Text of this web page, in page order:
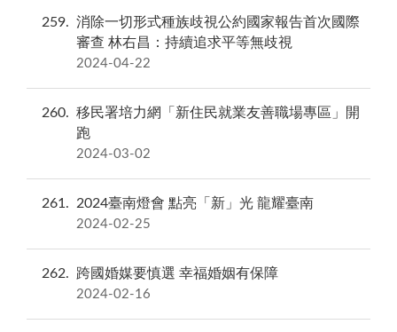
259
消除一切形式種族歧視公約國家報告首次國際
審查 林右昌：持續追求平等無歧視
2024-04-22
260
移民署培力網「新住民就業友善職場專區」開
跑
2024-03-02
261 2024臺南燈會 點亮「新」光 龍耀臺南
2024-02-25
262 跨國婚媒要慎選 幸福婚姻有保障
2024-02-16